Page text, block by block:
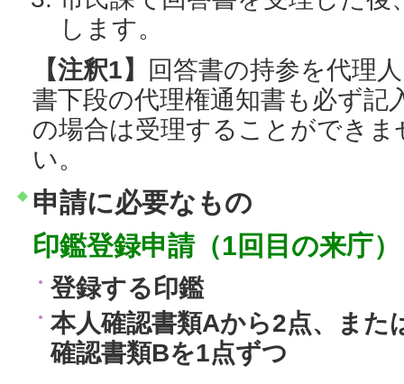
します。
【注釈1】
回答書の持参を代理
書下段の代理権通知書も必ず記
の場合は受理することができ
い。
申請に必要なもの
印鑑登録申請（1回目の来庁）
登録する印鑑
本人確認書類Aから2点、また
確認書類Bを1点ずつ